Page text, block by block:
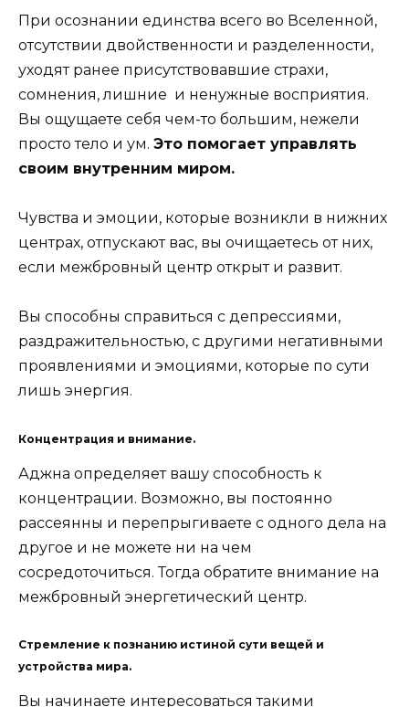
При осознании единства всего во Вселенной,
отсутствии двойственности и разделенности,
уходят ранее присутствовавшие страхи,
сомнения, лишние и ненужные восприятия.
Вы ощущаете себя чем-то большим, нежели
просто тело и ум. Это помогает управлять
своим внутренним миром.
Чувства и эмоции, которые возникли в нижних
центрах, отпускают вас, вы очищаетесь от них,
если межбровный центр открыт и развит.
Вы способны справиться с депрессиями,
раздражительностью, с другими негативными
проявлениями и эмоциями, которые по сути
лишь энергия.
Концентрация и внимание.
Аджна определяет вашу способность к
концентрации. Возможно, вы постоянно
рассеянны и перепрыгиваете с одного дела на
другое и не можете ни на чем
сосредоточиться. Тогда обратите внимание на
межбровный энергетический центр.
Стремление к познанию истиной сути вещей и
устройства мира.
Вы начинаете интересоваться такими